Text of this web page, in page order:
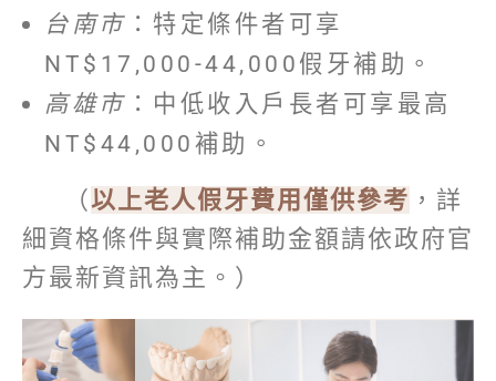
台南市 ：特定條件者可享
NT$17,000-44,000假牙補助。
高雄市 ：中低收入戶長者可享最高
NT$44,000補助。
（以上老人假牙費用僅供參考 ，詳
細資格條件與實際補助金額請依政府官
方最新資訊為主。）